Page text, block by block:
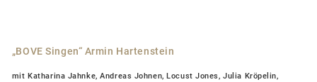
„BOVE Singen“ Armin Hartenstein
mit Katharina Jahnke, Andreas Johnen, Locust Jones, Julia Kröpelin,